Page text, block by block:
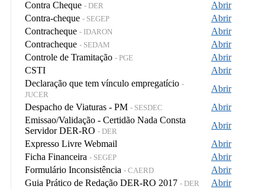
Contra Cheque - DER
Abrir
Contra-cheque - SEGEP
Abrir
Contracheque - IDARON
Abrir
Contracheque - SEDAM
Abrir
Controle de Tramitação - PGE
Abrir
CSTI
Abrir
Declaração que tem vínculo empregatício -
JUCER
Abrir
Despacho de Viaturas - PM - SESDEC
Abrir
Emissao/Validação - Certidão Nada Consta
Servidor DER-RO - DER
Abrir
Expresso Livre Webmail
Abrir
Ficha Financeira - SEGEP
Abrir
Formulário Inconsistência - CAERD
Abrir
Guia Prático de Redação DER-RO 2017 - DER
Abrir